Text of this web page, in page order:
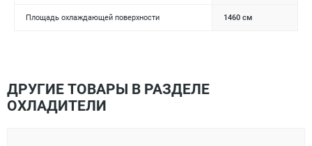
Площадь охлаждающей поверхности 1460 см
ДРУГИЕ ТОВАРЫ В РАЗДЕЛЕ
ОХЛАДИТЕЛИ